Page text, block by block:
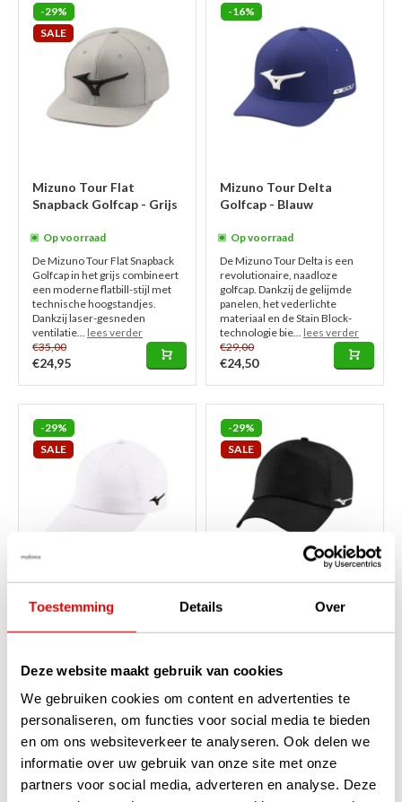
Toestemming Details Over
Deze website maakt gebruik van cookies
We gebruiken cookies om content en advertenties te
personaliseren, om functies voor social media te bieden
en om ons websiteverkeer te analyseren. Ook delen we
informatie over uw gebruik van onze site met onze
partners voor social media, adverteren en analyse. Deze
-29%
SALE
Mizuno Tour Flat
Snapback Golfcap - Grijs
Op voorraad
De Mizuno Tour Flat Snapback
Golfcap in het grijs combineert
een moderne flatbill-stijl met
technische hoogstandjes.
Dankzij laser-gesneden
ventilatie... lees verder
€35,00
€24,95
-16%
Mizuno Tour Delta
Golfcap - Blauw
Op voorraad
De Mizuno Tour Delta is een
revolutionaire, naadloze
golfcap. Dankzij de gelijmde
panelen, het vederlichte
materiaal en de Stain Block-
technologie bie... lees verder
€29,00
€24,50
-29%
SALE
Mizuno Zunari Team
De Mizuno Zunari Team Golfcap
in stralend wit combineert een
klassieke look met modern
comfort. Dankzij de elastische
hoofdband en de mix van
polyeste...lees verder
€35,00
€24,95
-29%
SALE
Mizuno Zunari Team
De Mizuno Zunari Team Golfcap
in het zwart combineert een
klassieke look met modern
comfort. Dankzij de elastische
hoofdband en de mix van
polyester e... lees verder
€35,00
€24,95